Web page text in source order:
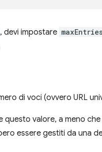
, devi impostare
di voci (ovvero URL
questo valore, a meno
essere gestiti da una